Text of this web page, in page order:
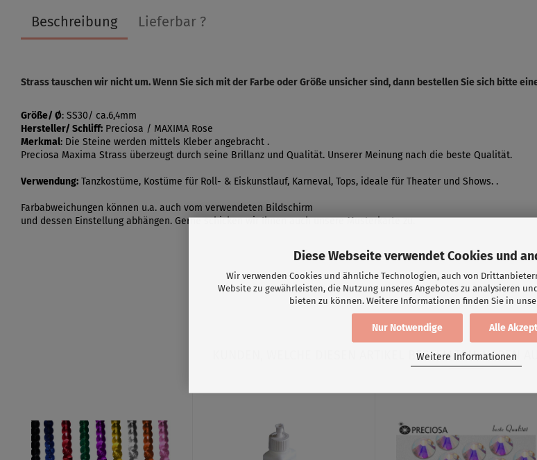
Diese Webseite verwendet Cookies und
Wir verwenden Cookies und ähnliche Technologien, auch von
Website zu gewährleisten, die Nutzung unseres Angebotes zu analysieren
bieten zu können. Weitere Informationen finden Sie in
Alle
Nur Notwendige
Weitere Informationen
Beschreibung Lieferbar ?
Strass tauschen wir nicht um. Wenn Sie sich mit der Farbe oder Größe unsicher sind, dann bestellen Sie sich bitte
Größe/ Ø: SS30/ ca.6,4mm
Hersteller/ Schliff: Preciosa / MAXIMA Rose
Merkmal: Die Steine werden mittels Kleber angebracht .
Preciosa Maxima Strass überzeugt durch seine Brillanz und Qualität. Unserer Meinung nach die beste Qualität.
Verwendung: Tanzkostüme, Kostüme für Roll- & Eiskunstlauf, Karneval, Tops, ideale für Theater und Shows. .
Farbabweichungen können u.a. auch vom verwendeten Bildschirm
und dessen Einstellung abhängen. Gerne schicken wir Ihnen auch unsere Musterkarte zu.
KUNDEN, WELCHE DIESEN ARTIKEL BESTELLTEN, HABEN